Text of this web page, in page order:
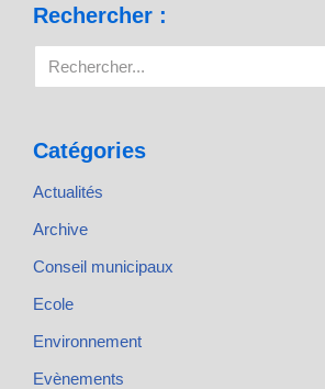
Rechercher :
Catégories
Actualités
Archive
Conseil municipaux
Ecole
Environnement
Evènements